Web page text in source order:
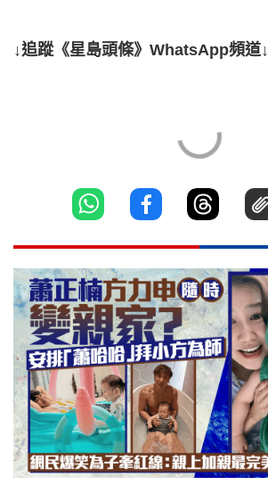
↓追蹤《星島頭條》WhatsApp頻道↓